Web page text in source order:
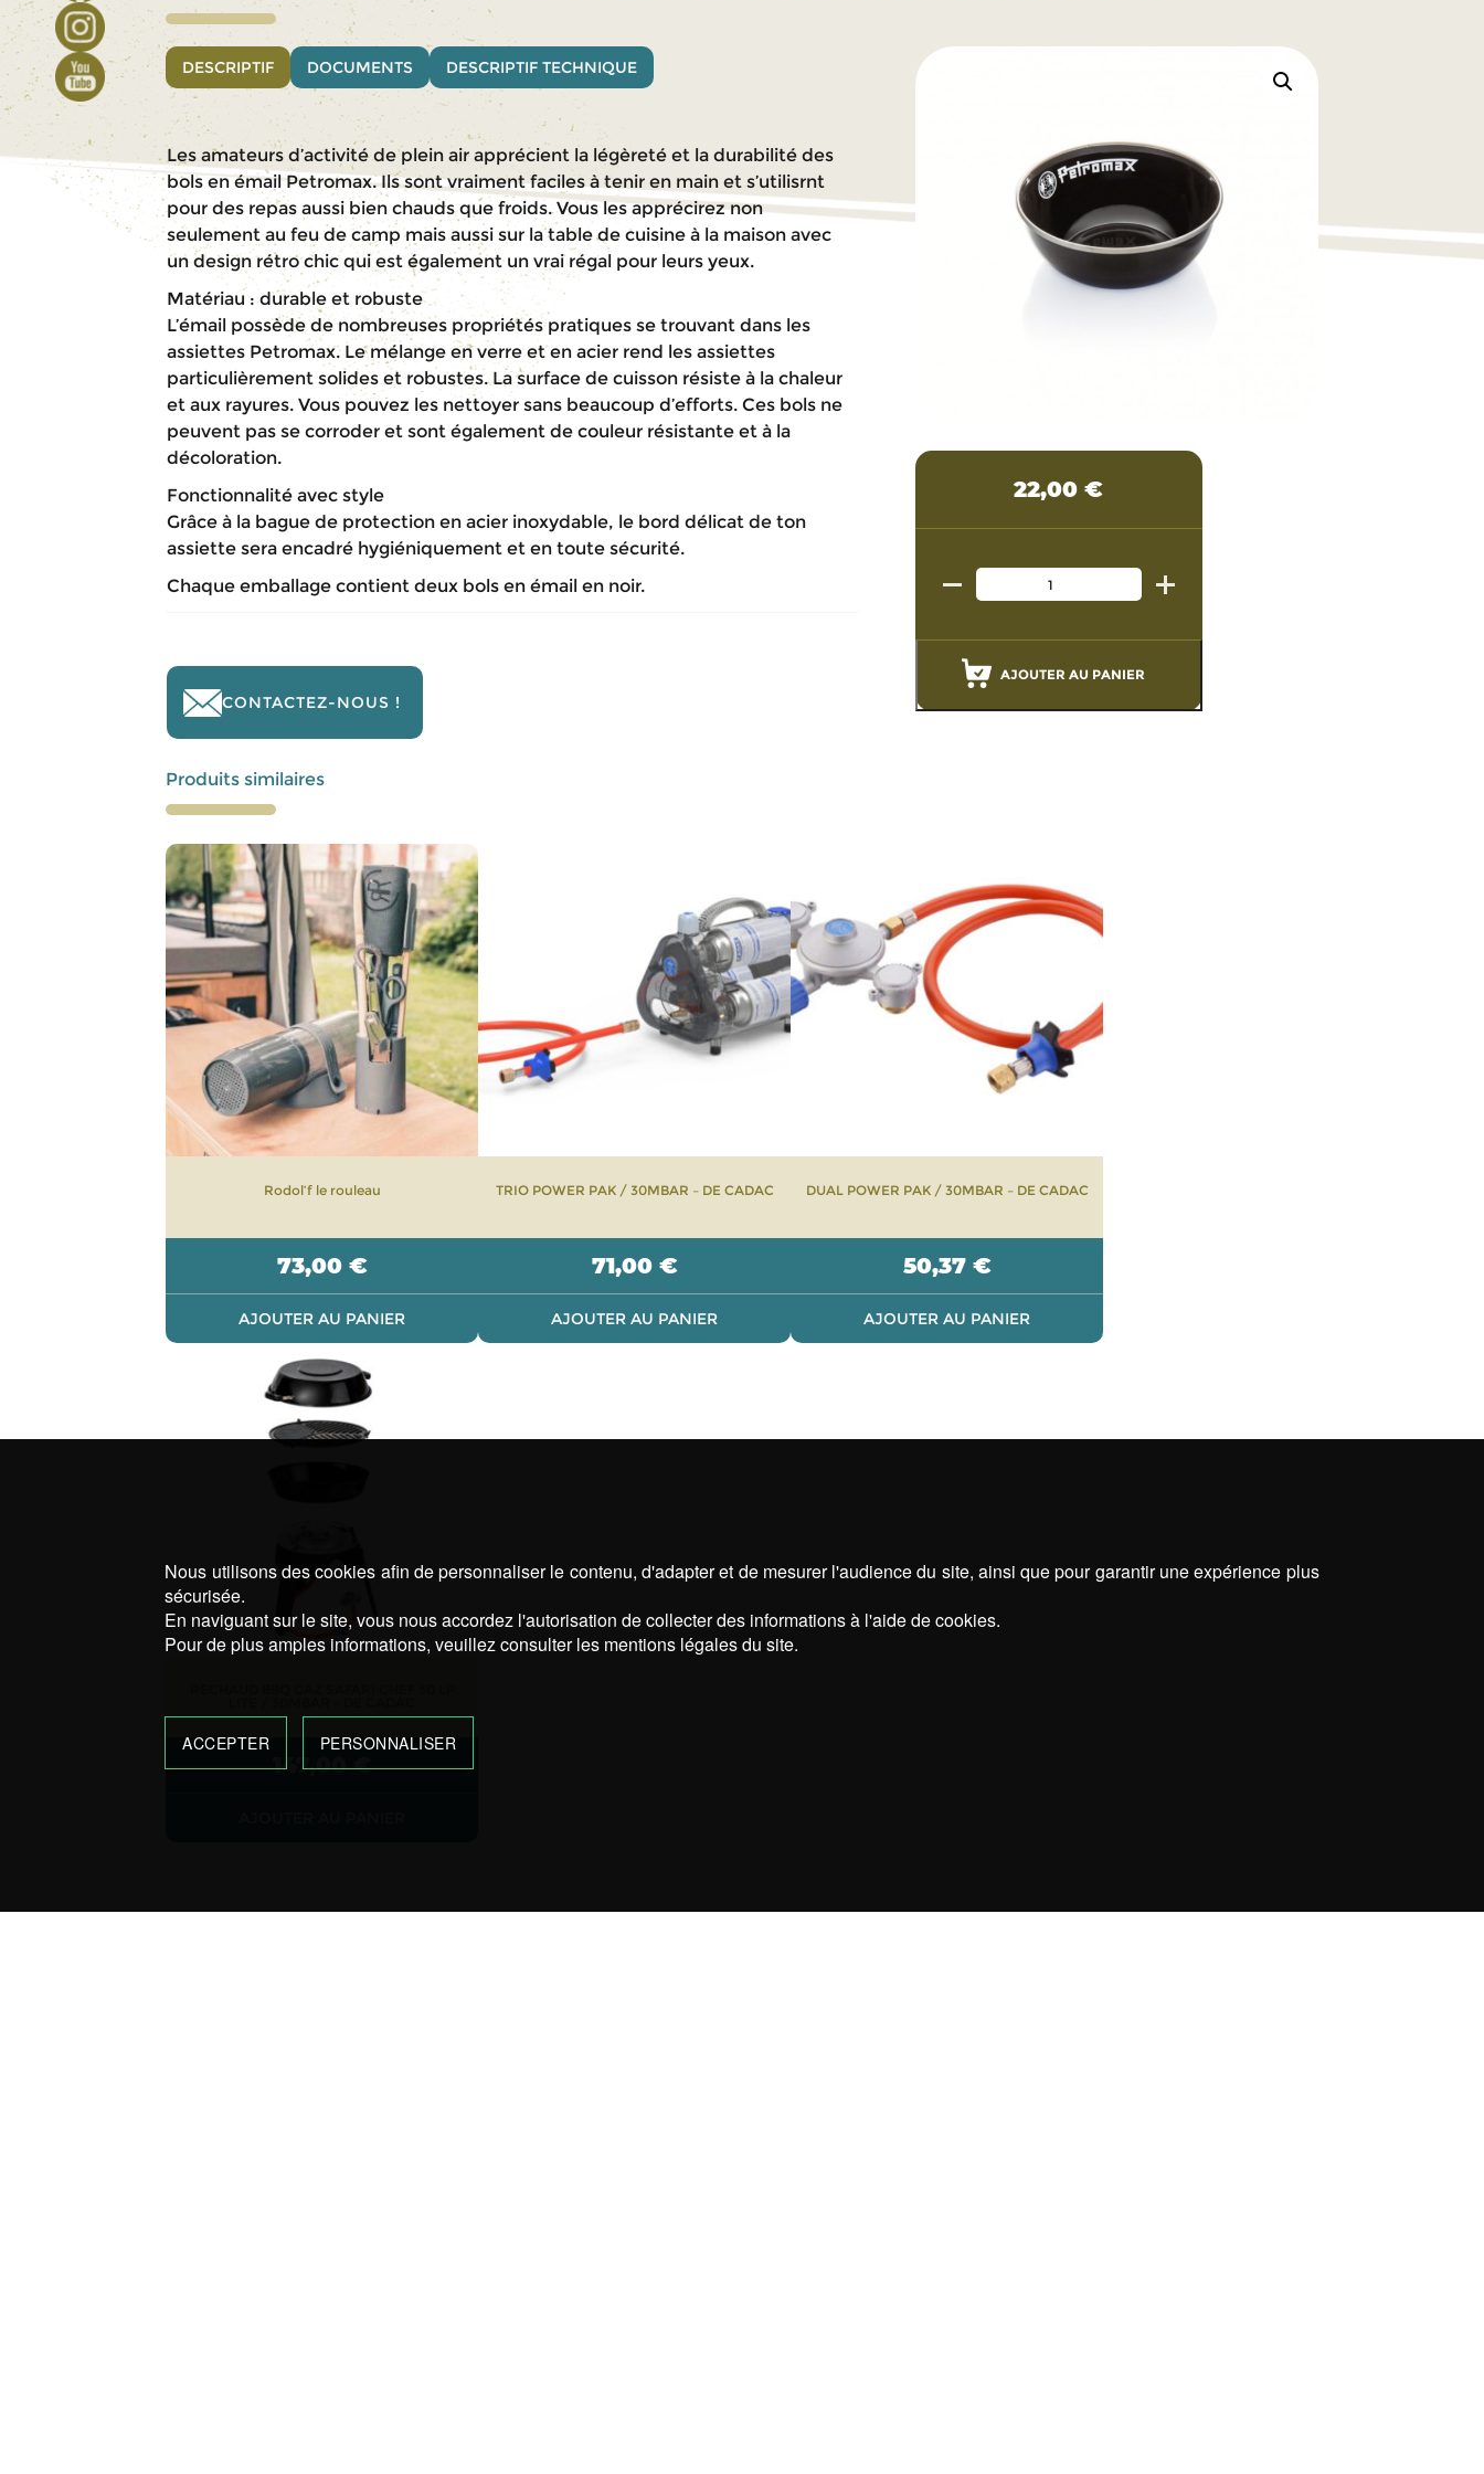
AJOUTER AU PANIER
22,00€
DESCRIPTIF DOCUMENTS DESCRIPTIF TECHNIQUE
Les amateurs d’activité de plein air apprécient la légèreté et la durabilité des
bols en émail Petromax. Ils sont vraiment faciles à tenir en main et s’utilisrnt
pour des repas aussi bien chauds que froids. Vous les apprécirez non
seulement au feu de camp mais aussi sur la table de cuisine à la maison avec
un design rétro chic qui est également un vrai régal pour leurs yeux.
Matériau : durable et robuste
L’émail possède de nombreuses propriétés pratiques se trouvant dans les
assiettes Petromax. Le mélange en verre et en acier rend les assiettes
particulièrement solides et robustes. La surface de cuisson résiste à la chaleur
et aux rayures. Vous pouvez les nettoyer sans beaucoup d’efforts. Ces bols ne
peuvent pas se corroder et sont également de couleur résistante et à la
décoloration.
Fonctionnalité avec style
Grâce à la bague de protection en acier inoxydable, le bord délicat de ton
assiette sera encadré hygiéniquement et en toute sécurité.
Chaque emballage contient deux bols en émail en noir.
CONTACTEZ-NOUS !
Produits similaires
Rodol’f le rouleau
73,00 €
AJOUTER AU PANIER
TRIO POWER PAK / 30MBAR – DE CADAC
71,00 €
AJOUTER AU PANIER
DUAL POWER PAK / 30MBAR – DE CADAC
50,37 €
AJOUTER AU PANIER
147,00€
Nous utilisons des cookies afin de personnaliser le contenu, d'adapter et de mesurer l'audience du site, ainsi que pour garantir une expérience plus
sécurisée.
En naviguant sur le site, vous nous accordez l'autorisation de collecter des informations à l'aide de cookies.
Pour de plus amples informations, veuillez consulter les mentions légales du site.
ACCEPTER PERSONNALISER